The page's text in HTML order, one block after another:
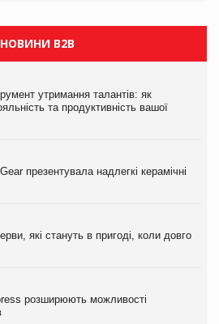
НОВИНИ B2B
утримання талантів: як
та продуктивність вашої
презентувала надлегкі керамічні
які стануть в пригоді, коли довго
розширюють можливості